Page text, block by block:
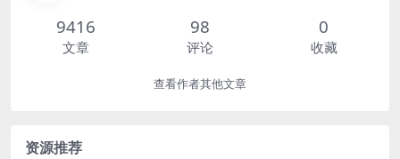
9416
文章
98
评论
0
收藏
查看作者其他文章
资源推荐